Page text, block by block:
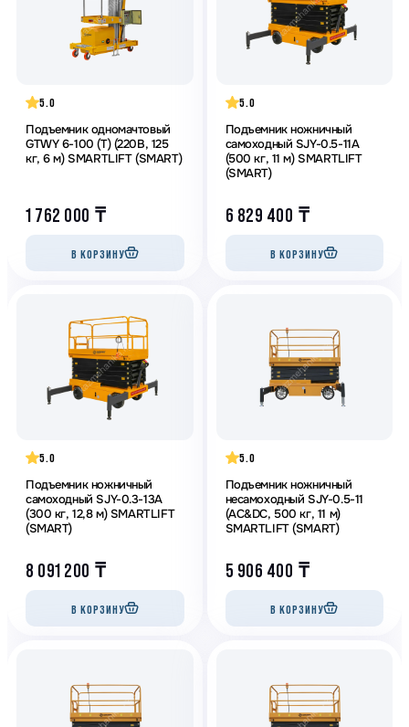
5.0
Подъемник одномачтовый
GTWY 6-100 (T) (220В, 125
кг, 6 м) SMARTLIFT (SMART)
1 762 000 ₸
В КОРЗИНУ
5.0
Подъемник ножничный
самоходный SJY-0.5-11A
(500 кг, 11 м) SMARTLIFT
(SMART)
6 829 400 ₸
В КОРЗИНУ
5.0
Подъемник ножничный
самоходный SJY-0.3-13A
(300 кг, 12,8 м) SMARTLIFT
(SMART)
8 091 200 ₸
В КОРЗИНУ
5.0
Подъемник ножничный
несамоходный SJY-0.5-11
(AC&DC, 500 кг, 11 м)
SMARTLIFT (SMART)
5 906 400 ₸
В КОРЗИНУ